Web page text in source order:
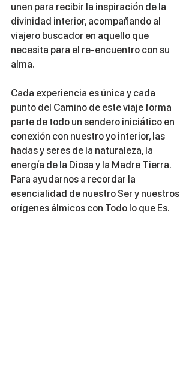
unen para recibir la inspiración de la
divinidad interior, acompañando al
viajero buscador en aquello que
necesita para el re-encuentro con su
alma.
Cada experiencia es única y cada
punto del Camino de este viaje forma
parte de todo un sendero iniciático en
conexión con nuestro yo interior, las
hadas y seres de la naturaleza, la
energía de la Diosa y la Madre Tierra.
Para ayudarnos a recordar la
esencialidad de nuestro Ser y nuestros
orígenes álmicos con Todo lo que Es.